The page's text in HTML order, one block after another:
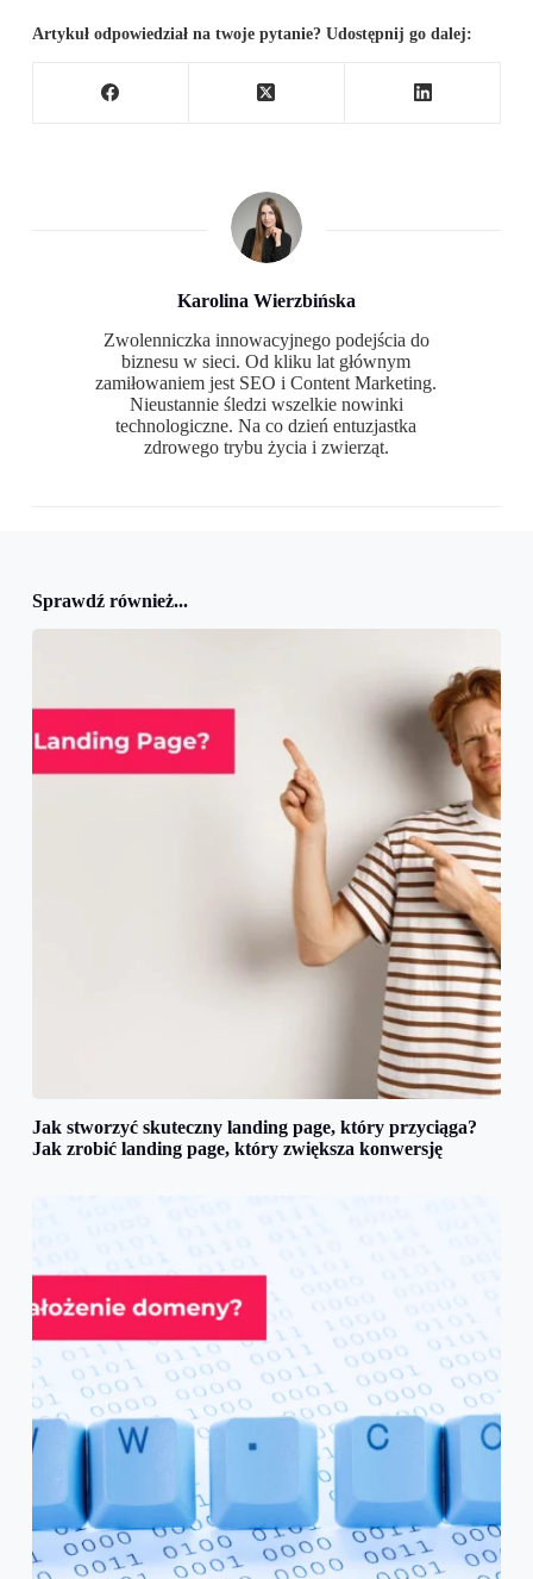
Artykuł odpowiedział na twoje pytanie? Udostępnij go dalej:
Karolina Wierzbińska
Zwolenniczka innowacyjnego podejścia do
biznesu w sieci. Od kliku lat głównym
zamiłowaniem jest SEO i Content Marketing.
Nieustannie śledzi wszelkie nowinki
technologiczne. Na co dzień entuzjastka
zdrowego trybu życia i zwierząt.
Sprawdź również...
Jak stworzyć skuteczny landing page, który przyciąga?
Jak zrobić landing page, który zwiększa konwersję